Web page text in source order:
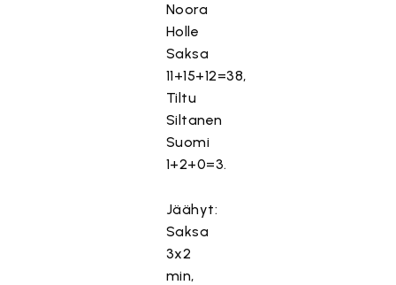
Noora
Holle
Saksa
11+15+12=38,
Tiltu
Siltanen
Suomi
1+2+0=3.
Jäähyt:
Saksa
3x2
min,